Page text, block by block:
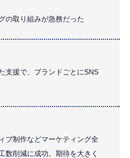
の取り組みが急務だった
支援で、ブランドごとにSNS
ブ制作などマーケティング全
数削減に成功。期待を大きく